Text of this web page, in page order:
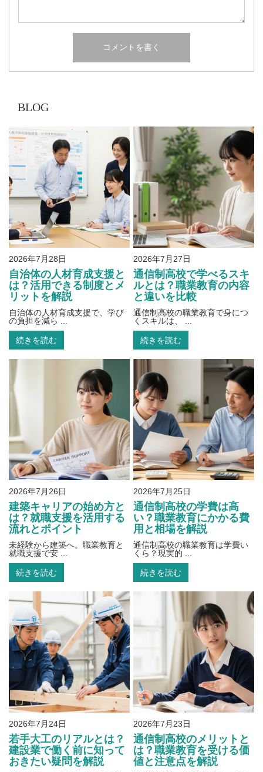
BLOG
2026年7月28日
自治体の人材育成支援と
は？活用できる制度とメ
リットを解説
自治体の人材育成支援で、学び
の負担を減ら ...
続きを読む
2026年7月27日
通信制高校で学べるスキ
ルとは？職業教育の内容
と違いを比較
通信制高校の職業教育で身につ
くスキルは、 ...
続きを読む
2026年7月26日
建築キャリアの始め方と
は？就職支援を活用する
流れとポイント
未経験から建築へ。職業教育と
就職支援で安 ...
続きを読む
2026年7月25日
通信制高校の学費は高
い？職業教育にかかる費
用と相場を解説
通信制高校の職業教育は学費い
くら？現実的 ...
続きを読む
2026年7月24日
若手大工のリアルとは？
建設業で働く前に知って
おきたい疑問を解説
2026年7月23日
通信制高校のメリットと
は？職業教育を受ける価
値と注意点を解説